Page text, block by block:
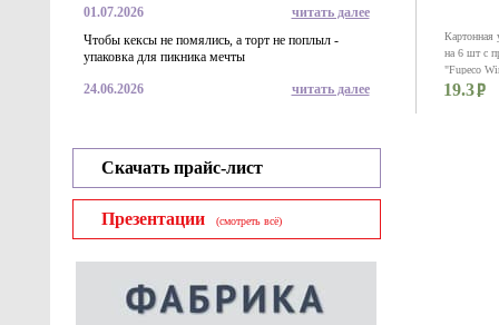
01.07.2026
читать далее
Чтобы кексы не помялись, а торт не поплыл -
упаковка для пикника мечты
24.06.2026 читать далее
Скачать прайс-лист
Презентации (смотреть всё)
Картонная
на 6 шт с
"Fupeco
бел/бел
19.3